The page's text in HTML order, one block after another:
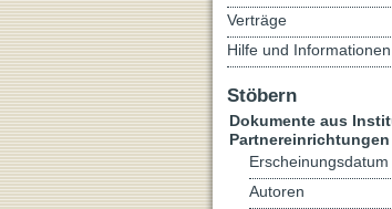
Verträge
Hilfe und Informationen
Stöbern
Dokumente aus
Partnereinrichtungen
Erscheinungsdatum
Autoren